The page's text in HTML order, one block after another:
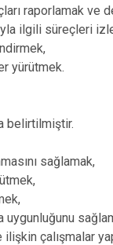
raporlamak ve
ilgili süreçleri
yürütmek.
belirtilmiştir.
sağlamak,
çalışmalar